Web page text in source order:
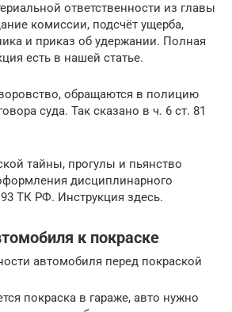
ответственности из главы
комиссии, подсчёт ущерба,
и приказ об удержании. Полная
есть в нашей статье.
обращаются в полицию
суда. Так сказано в ч. 6 ст. 81
тайны, прогулы и пьянство
дисциплинарного
ТК РФ. Инструкция здесь.
к покраске
автомобиля перед покраской
покраска в гараже, авто нужно